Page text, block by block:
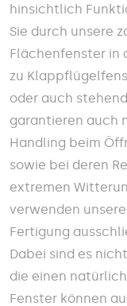
hinsichtlich
Sie durch unsere
Flächenfenster in
zu
oder auch
garantieren auch
Handling beim
sowie bei deren
extremen
verwenden
Fertigung
Dabei sind es
die einen
Fenster können